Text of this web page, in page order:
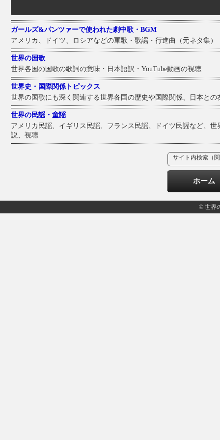
ガールズ&パンツァーで使われた劇中歌・BGM
アメリカ、ドイツ、ロシアなどの軍歌・歌謡・行進曲（元ネタ集）
世界の国歌
世界各国の国歌の歌詞の意味・日本語訳・YouTube動画の視聴
世界史・国際関係トピックス
世界の国歌にも深く関連する世界各国の歴史や国際関係、日本との
世界の民謡・童謡
アメリカ民謡、イギリス民謡、フランス民謡、ドイツ民謡など、
説、視聴
サイト内検索（
ホーム
© 世界